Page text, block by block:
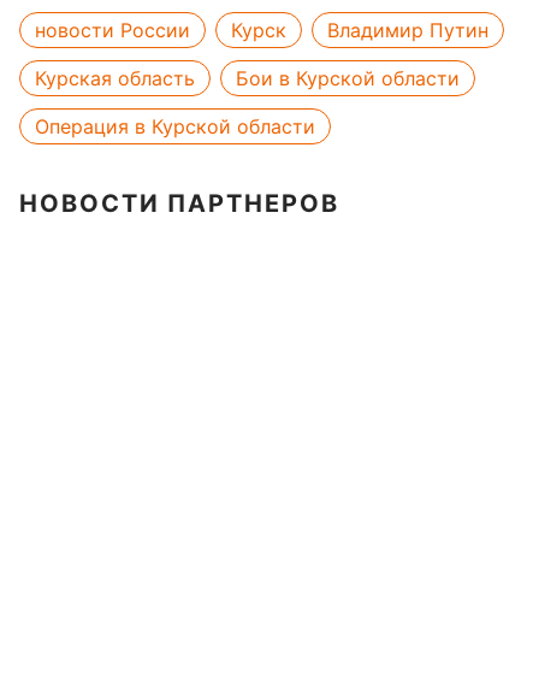
новости России Курск
Владимир Путин
Курская область
Бои в Курской области
Операция в Курской области
НОВОСТИ ПАРТНЕРОВ